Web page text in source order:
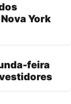
York
feira